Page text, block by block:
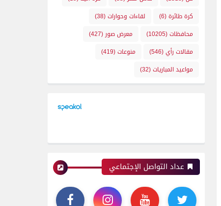
كرة طائرة(6) لقاءات وحوارات(38)
محافظات(10205) معرض صور (427)
مقالات رأي(546) منوعات(419)
مواعيد المباريات(32)
عداد التواصل الإجتماعي